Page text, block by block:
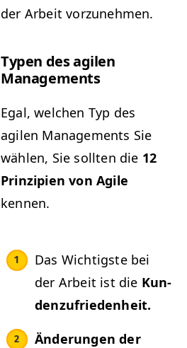
der Arbeit vorzunehmen.
Typen des agilen
Managements
Egal, welchen Typ des
agilen Man­age­ments Sie
wählen, Sie soll­ten die 12
Prinzip­i­en von Agile
kennen.
Das Wichtig­ste bei
der Arbeit ist die Kun­
den­zufrieden­heit.
Änderun­gen der